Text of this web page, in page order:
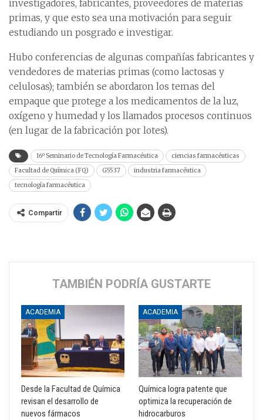
investigadores, fabricantes, proveedores de materias
primas, y que esto sea una motivación para seguir
estudiando un posgrado e investigar.
Hubo conferencias de algunas compañías fabricantes y
vendedores de materias primas (como lactosas y
celulosas); también se abordaron los temas del
empaque que protege a los medicamentos de la luz,
oxígeno y humedad y los llamados procesos continuos
(en lugar de la fabricación por lotes).
16º Seminario de Tecnología Farmacéutica
ciencias farmacéuticas
Facultad de Química (FQ)
G5537
industria farmacéutica
tecnología farmacéutica
Compartir
TAMBIÉN PODRÍA GUSTARTE
ACADEMIA
Desde la Facultad de Química
revisan el desarrollo de
nuevos fármacos
ACADEMIA
Química logra patente que
optimiza la recuperación de
hidrocarburos